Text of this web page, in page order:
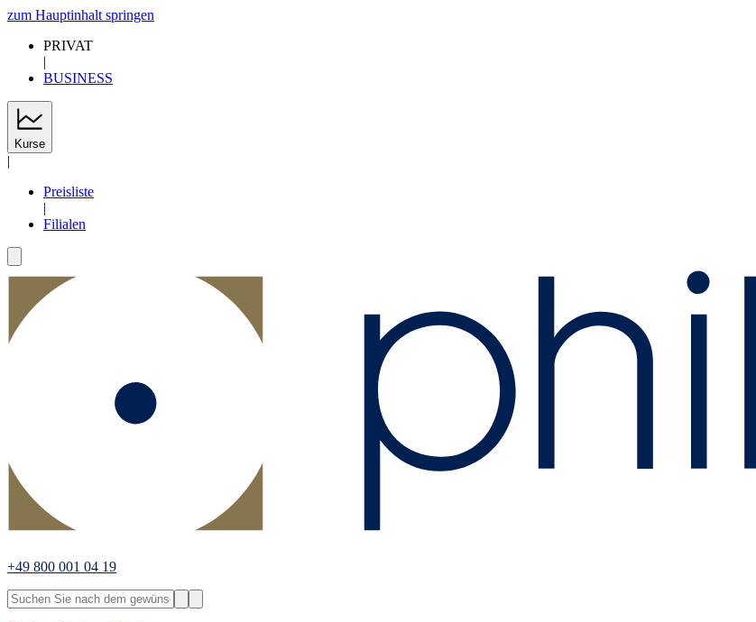
zum Hauptinhalt springen
PRIVAT
|
BUSINESS
Kurse
|
Preisliste
|
Filialen
+49 800 001 04 19